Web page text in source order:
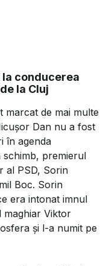
conducerea
la Cluj
marcat de mai multe
Dan nu a fost
în agenda
premierul
al PSD, Sorin
Boc. Sorin
era intonat imnul
maghiar Viktor
și l-a numit pe